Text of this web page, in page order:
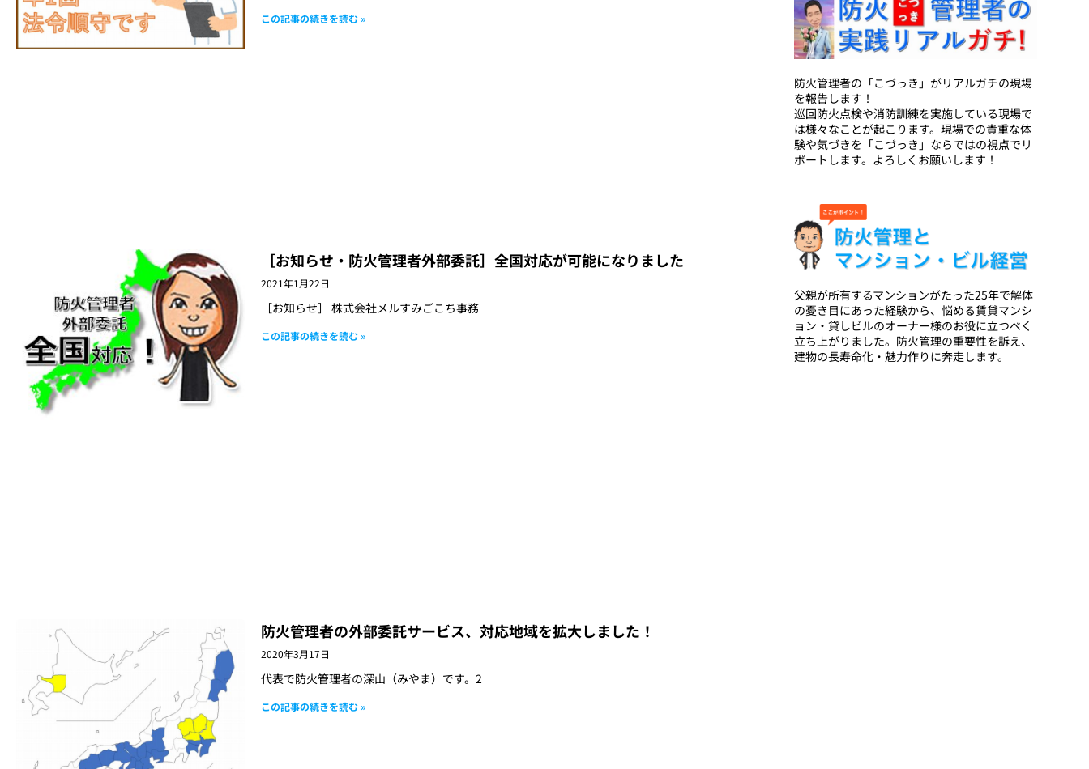
この記事の続きを読む »
［お知らせ・防火管理者外部委託］全国対応が可能になりました
2021年1月22日
［お知らせ］ 株式会社メルすみごこち事務
この記事の続きを読む »
防火管理者の外部委託サービス、対応地域を拡大しました！
2020年3月17日
代表で防火管理者の深山（みやま）です。2
この記事の続きを読む »
防火管理者の「こづっき」がリアルガチの現場
を報告します！
巡回防火点検や消防訓練を実施している現場で
は様々なことが起こります。現場での貴重な体
験や気づきを「こづっき」ならではの視点でリ
ポートします。よろしくお願いします！
父親が所有するマンションがたった25年で解体
の憂き目にあった経験から、悩める賃貸マンシ
ョン・貸しビルのオーナー様のお役に立つべく
立ち上がりました。防火管理の重要性を訴え、
建物の長寿命化・魅力作りに奔走します。